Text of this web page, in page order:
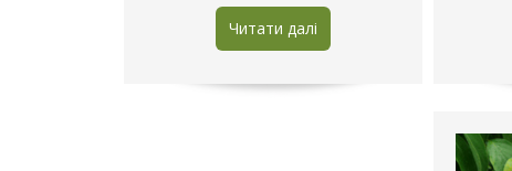
Читати далі